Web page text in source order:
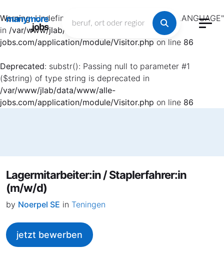
Warning: Undefined array key "HTTP_ACCEPT_LANGUAGE"
in /var/www/jlab/data/www/alle-
jobs.com/application/module/Visitor.php on line 86
Deprecated: substr(): Passing null to parameter #1
($string) of type string is deprecated in
/var/www/jlab/data/www/alle-
jobs.com/application/module/Visitor.php on line 86
manymore
.jobs
Lagermitarbeiter:in / Staplerfahrer:in
(m/w/d)
by Noerpel SE in Teningen
jetzt bewerben